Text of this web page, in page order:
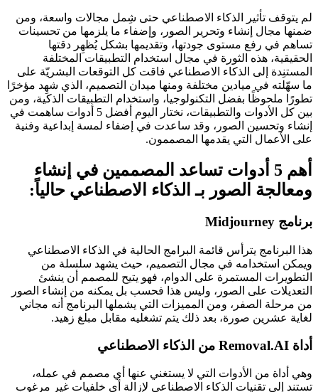
لم يتوقف تأثير الذكاء الاصطناعي حتى شِمل مجالات واسعة، ومن
ضمنها مجال إنشاء وتحرير الصور، وإضفاء ما يلزمها من تحسينات
تساهم في رفع مستوى جودتها، وتقديمها بشكل يُظهِر دقتها
الحقيقية، هذه الثورة في مجال استخدام التطبيقات المختلفة
المستنِدة إلى الذكاء الاصطناعي فاقت كل التوقعات البشريّة على
ما سهّلته في ميادين مختلفة ومنها ميدان التصميم، الذي شهِد مؤخرًا
تطورًا ملحوظًا بفضل التكنولوجيا، واستخدام التطبيقات الذكية، ومن
بين كل الأدوات والتطبيقات، نختار اليوم أفضل 5 أدوات ساهمت في
إنشاء وتحسين الصور، وقد ساعدت في إضفاء لمسة إبداعية وفنية
على الأعمال التي يقدمها المصممون.
أهم 5 أدوات تساعد المصممين في إنشاء
ومعالجة الصور بـ الذكاء الاصطناعي حالياً:
برنامج Midjourney
هذا البرنامج يترأس قائمة البرامج الحالية في الذكاء الاصطناعي
ويمكن استخدامه في مجال التصميم، حيث يشهد سلسلة من
التطويرات المستمرة على الدوام، فهو يتيح للمصمم أن ينشئ
التعديلات على الصور، وليس هذا فحسب بل يمكنه من إنشاء الصور
من مرحلة الصفر، ومن المميزات التي يشملها البرنامج أنه مجاني
لغاية عشرين صورة، بعد ذلك يتم تشغليه مقابل مبلغ زهيد.
أداة Removal.AI من الذكاء الاصطناعي
وهي أداة من الأدوات التي لا يستغني عنها أي مصمم في عمله،
تستند إلى تقنيات الذكاء الاصطناعي لإزالة أي خلفيات غير مرغوب